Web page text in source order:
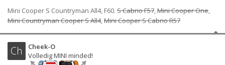
Mini Cooper S Countryman All4, F60. S Cabrio F57,Mini Cooper One,
Mini Countryman Cooper S All4,Mini Cooper S Cabrio R57
Ch
Cheek-O
Volledig MINI minded!